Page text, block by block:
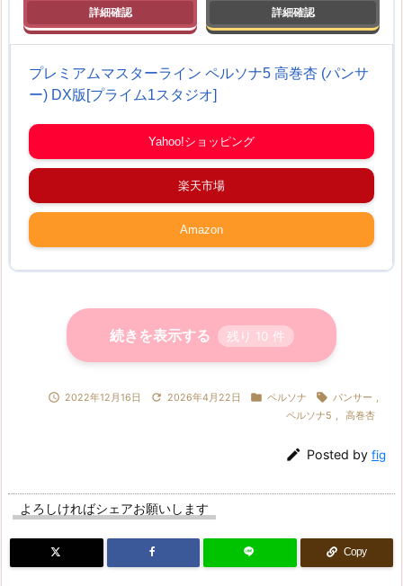
プレミアムマスターライン ペルソナ5 高巻杏 (パンサ
ー) DX版[プライム1スタジオ]
Yahoo!ショッピング
楽天市場
Amazon
続きを表示する 残り 10 件
 2022年12月16日  2026年4月22日  ペルソナ  パンサー ,
ペルソナ5 , 高巻杏
 Posted by fig
よろしければシェアお願いします
Copy